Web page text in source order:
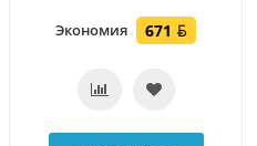
Экономия 671